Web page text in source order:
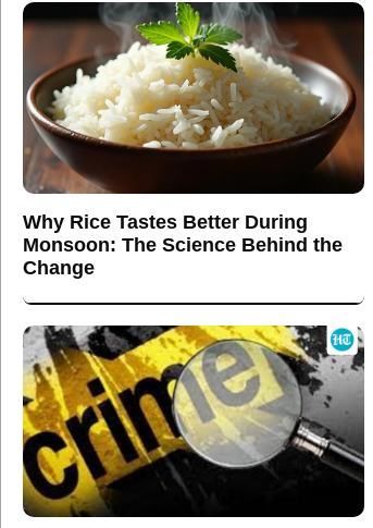
Why Rice Tastes Better During
Monsoon: The Science Behind the
Change